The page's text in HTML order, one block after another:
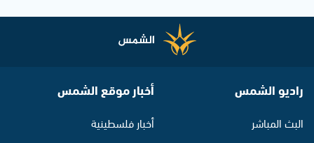
راديو الشمس
البث المباشر
أخبار موقع الشمس
أخبار فلسطينية